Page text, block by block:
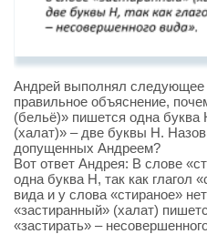
Андрей выполнял
правильное объяснение,
(бельё)» пишется одна буква
(халат)» – две буквы Н.
допущенных Андреем?
Вот ответ Андрея: В слове
одна буква Н, так как глагол
вида и у слова «стираное»
«застиранный» (халат)
«застирать» –